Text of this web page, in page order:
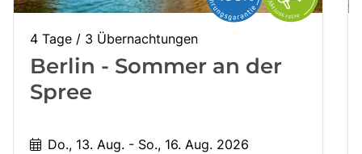
4 Tage / 3 Übernachtungen
Berlin - Sommer an der
Spree
Do., 13. Aug. - So., 16. Aug. 2026